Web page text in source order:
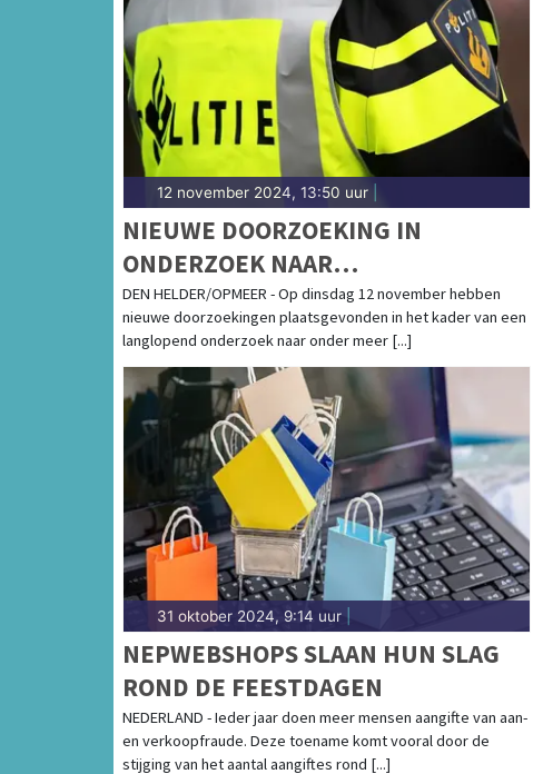
12 november 2024, 13:50 uur
NIEUWE DOORZOEKING IN
ONDERZOEK NAAR
VASTGOEDFRAUDE
DEN HELDER/OPMEER - Op dinsdag 12 november hebben
nieuwe doorzoekingen plaatsgevonden in het kader van een
langlopend onderzoek naar onder meer [...]
31 oktober 2024, 9:14 uur
NEPWEBSHOPS SLAAN HUN SLAG
ROND DE FEESTDAGEN
NEDERLAND - Ieder jaar doen meer mensen aangifte van aan-
en verkoopfraude. Deze toename komt vooral door de
stijging van het aantal aangiftes rond [...]